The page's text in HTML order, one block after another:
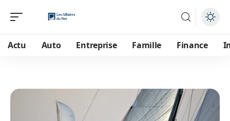
Actu Auto Entreprise Famille Finance